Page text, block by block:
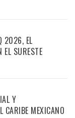
2026, EL
EL SURESTE
Y
CARIBE MEXICANO